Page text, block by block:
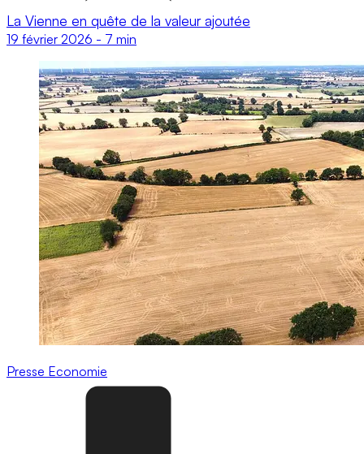
La Vienne en quête de la valeur ajoutée
19 février 2026 - 7 min
Presse Economie